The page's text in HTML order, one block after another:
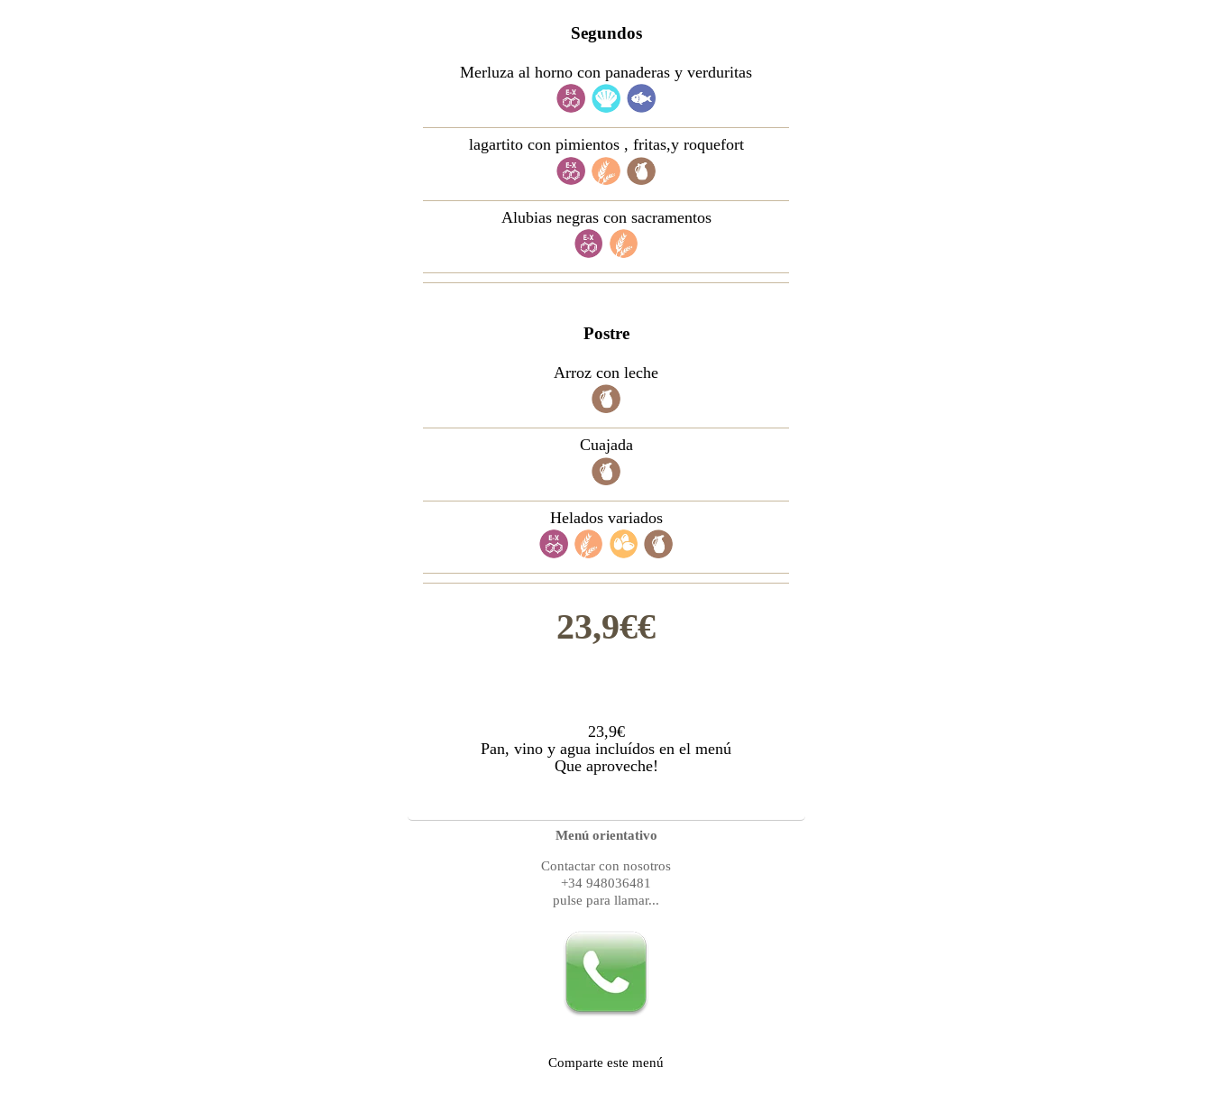
Segundos
Merluza al horno con panaderas y verduritas
lagartito con pimientos , fritas,y roquefort
Alubias negras con sacramentos
Postre
Arroz con leche
Cuajada
Helados variados
23,9€€
23,9€
Pan, vino y agua incluídos en el menú
Que aproveche!
Menú orientativo
Contactar con nosotros
+34 948036481
pulse para llamar...
Comparte este menú